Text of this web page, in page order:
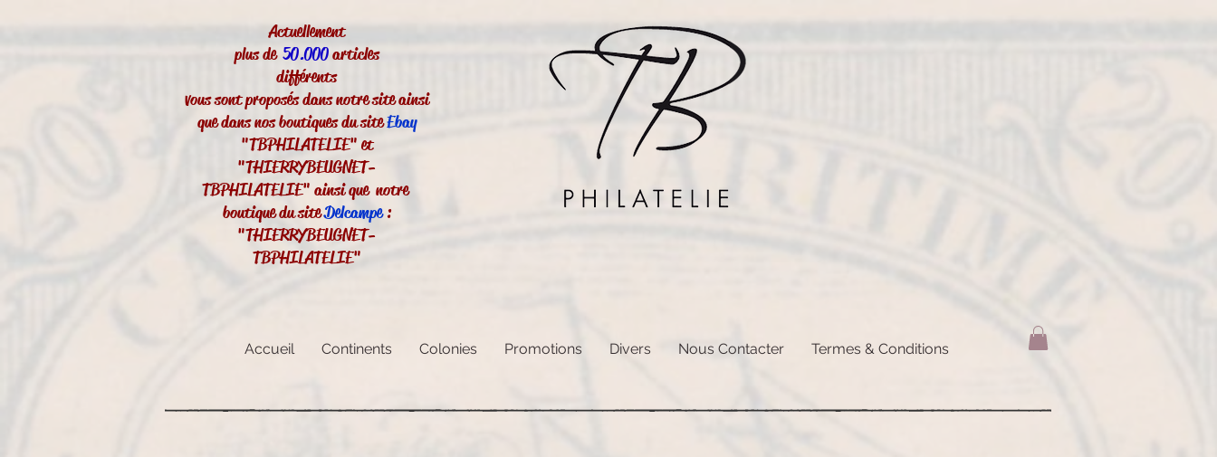
Actuellement
plus de50.000articles
différents
vous sont proposés dans notre site ainsi
que dans nos boutiques du siteEbay
"TBPHILATELIE" et
"THIERRYBEUGNET-
TBPHILATELIE" ainsi que notre
boutique du siteDelcampe:
"THIERRYBEUGNET-
TBPHILATELIE"
Accueil Continents Colonies Promotions Divers Nous Contacter Termes & Conditions